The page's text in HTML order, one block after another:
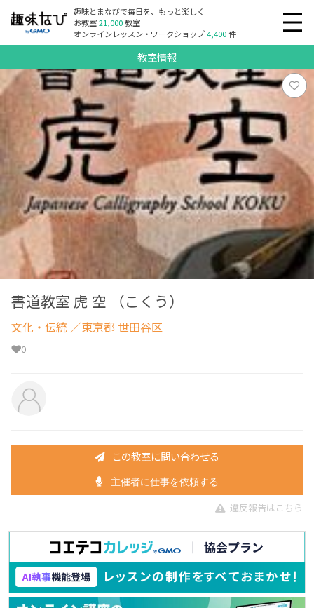
趣味とまなびで毎日を、もっと楽しく
お教室21,000教室
オンラインレッスン・ワークショップ4,400件
教室情報
書道教室 虎 空 （こくう）
文化・伝統 ／東京都 世田谷区
0
この教室に問い合わせる
主催者に仕事を依頼する
違反報告はこちら